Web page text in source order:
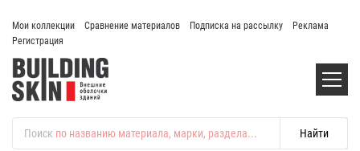
Мои коллекции Сравнение материалов Подписка на рассылку
Реклама
Регистрация
Поиск по названию материала, марки, раздела...